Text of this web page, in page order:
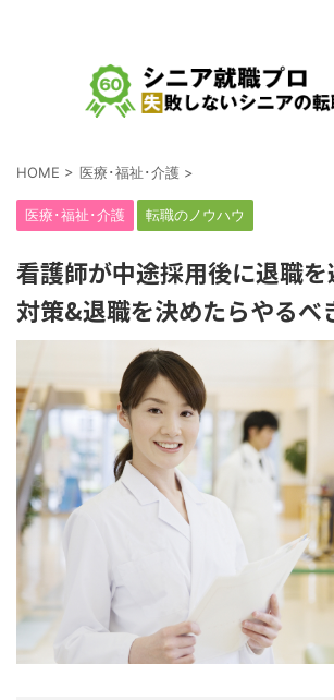
シニア・中高年の就職、転職、求人をテーマ
HOME > 医療･福祉･介護 >
医療･福祉･介護 転職のノウハウ
看護師が中途採用後に退職
対策&退職を決めたらやるべ